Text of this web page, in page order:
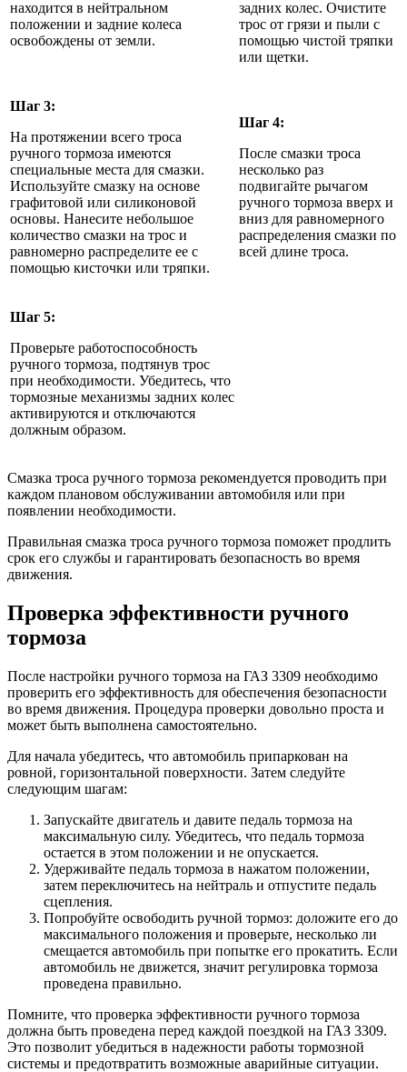
находится в нейтральном
положении и задние колеса
освобождены от земли.
задних колес. Очистите
трос от грязи и пыли с
помощью чистой тряпки
или щетки.
Шаг 3:
На протяжении всего троса
ручного тормоза имеются
специальные места для смазки.
Используйте смазку на основе
графитовой или силиконовой
основы. Нанесите небольшое
количество смазки на трос и
равномерно распределите ее с
помощью кисточки или тряпки.
Шаг 4:
После смазки троса
несколько раз
подвигайте рычагом
ручного тормоза вверх и
вниз для равномерного
распределения смазки по
всей длине троса.
Шаг 5:
Проверьте работоспособность
ручного тормоза, подтянув трос
при необходимости. Убедитесь, что
тормозные механизмы задних колес
активируются и отключаются
должным образом.
Смазка троса ручного тормоза рекомендуется проводить при
каждом плановом обслуживании автомобиля или при
появлении необходимости.
Правильная смазка троса ручного тормоза поможет продлить
срок его службы и гарантировать безопасность во время
движения.
Проверка эффективности ручного
тормоза
После настройки ручного тормоза на ГАЗ 3309 необходимо
проверить его эффективность для обеспечения безопасности
во время движения. Процедура проверки довольно проста и
может быть выполнена самостоятельно.
Для начала убедитесь, что автомобиль припаркован на
ровной, горизонтальной поверхности. Затем следуйте
следующим шагам:
Запускайте двигатель и давите педаль тормоза на
максимальную силу. Убедитесь, что педаль тормоза
остается в этом положении и не опускается.
Удерживайте педаль тормоза в нажатом положении,
затем переключитесь на нейтраль и отпустите педаль
сцепления.
Попробуйте освободить ручной тормоз: доложите его до
максимального положения и проверьте, несколько ли
смещается автомобиль при попытке его прокатить. Если
автомобиль не движется, значит регулировка тормоза
проведена правильно.
Помните, что проверка эффективности ручного тормоза
должна быть проведена перед каждой поездкой на ГАЗ 3309.
Это позволит убедиться в надежности работы тормозной
системы и предотвратить возможные аварийные ситуации.